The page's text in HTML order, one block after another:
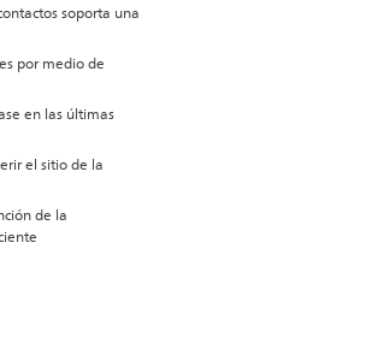
soporta una
por medio de
en las últimas
el sitio de la
de la